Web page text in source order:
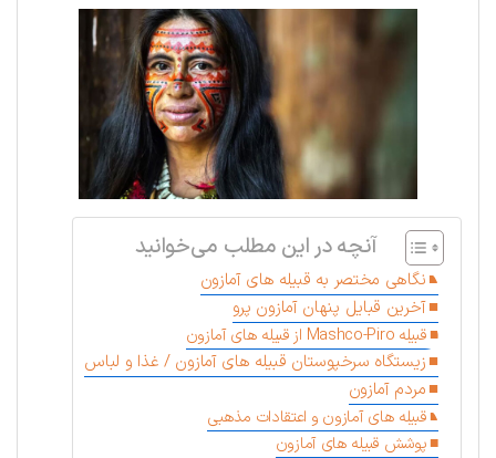
آنچه در این مطلب می‌خوانید
نگاهی مختصر به قبیله های آمازون
آخرین قبایل پنهان آمازون پرو
قبیله Mashco-Piro از قبیله های آمازون
زیستگاه سرخپوستان قبیله های آمازون / غذا و لباس
مردم آمازون
قبیله های آمازون و اعتقادات مذهبی
پوشش قبیله های آمازون